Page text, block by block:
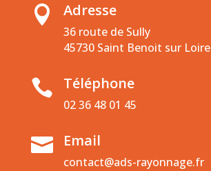
 Adresse
36 route de Sully
45730 Saint Benoit sur Loire
 Téléphone
02 36 48 01 45
 Email
contact@ads-rayonnage.fr